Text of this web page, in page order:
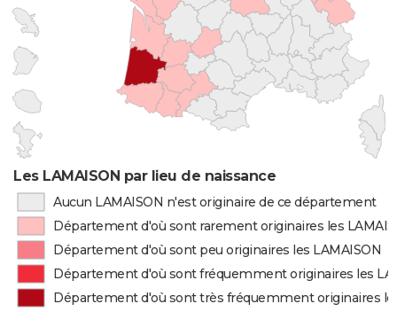
Les LAMAISON par lieu de naissance
Aucun LAMAISON n'est originaire de ce département
Département d'où sont rarement originaires les
Département d'où sont peu originaires les LAMAISON
Département d'où sont fréquemment originaires les
Département d'où sont très fréquemment originaires